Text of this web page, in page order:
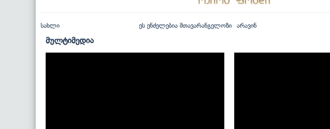
სახლი ეს ენძელებია მთავარანგელოზი არავინ
მულტიმედია